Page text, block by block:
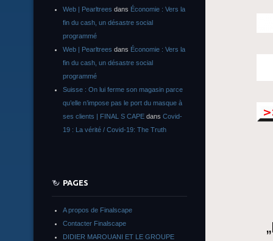
Web | Pearltrees dans Économie : Vers la
fin du cash, un désastre social
programmé
Web | Pearltrees dans Économie : Vers la
fin du cash, un désastre social
programmé
Suisse : On lui ferme son magasin parce
qu’elle n’impose pas le port du masque à
ses clients | FINAL S CAPE dans Covid-
19 : La vérité / Covid-19: The Truth
PAGES
A propos de Finalscape
Contacter Finalscape
DIDIER MAROUANI ET LE GROUPE